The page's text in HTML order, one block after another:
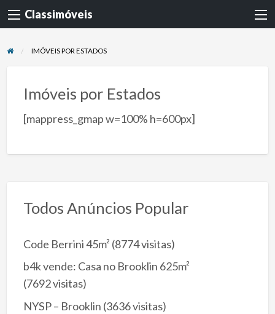
Classimóveis
IMÓVEIS POR ESTADOS
Imóveis por Estados
[mappress_gmap w=100% h=600px]
Todos Anúncios Popular
Code Berrini 45m² (8774 visitas)
b4k vende: Casa no Brooklin 625m²
(7692 visitas)
NYSP – Brooklin (3636 visitas)